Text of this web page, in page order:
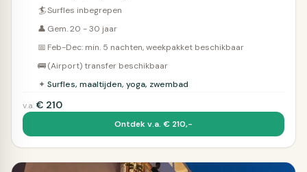
🏄Surfles inbegrepen
👤 Gem. 20 - 30 jaar
📅 Feb-Dec: min. 5 nachten, weekpakket beschikbaar
🚌(Airport) transfer beschikbaar
✦ Surfles, maaltijden, yoga, zwembad
v.a.€ 210
Ontdek v.a. € 210,-